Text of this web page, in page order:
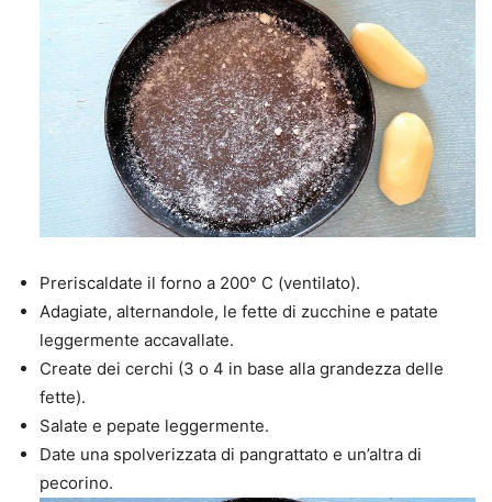
Preriscaldate il forno a 200° C (ventilato).
Adagiate, alternandole, le fette di zucchine e patate
leggermente accavallate.
Create dei cerchi (3 o 4 in base alla grandezza delle
fette).
Salate e pepate leggermente.
Date una spolverizzata di pangrattato e un’altra di
pecorino.